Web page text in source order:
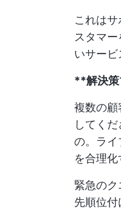
これは
スタマ
いサービ
**解決策
複数の顧
してくだ
の。ライ
を合理化
緊急の
先順位付